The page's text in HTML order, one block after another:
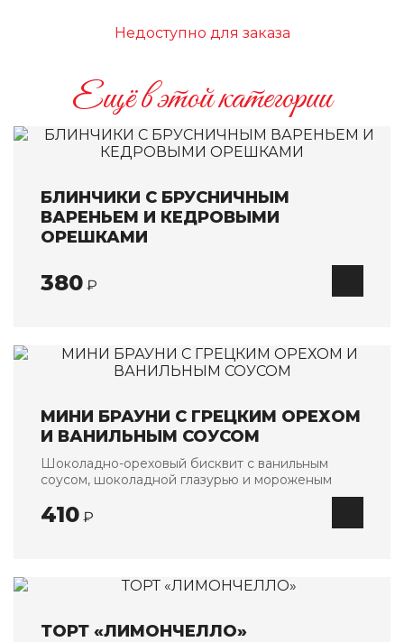
Восточная кухня
Закуски
Первые блюда
Горячие блюда
Блюда на огне
Выпечка
Европейская кухня
Первые блюда
Гарниры
Банкетные блюда
Детское меню
Напитки
О НАС
АКЦИИ
КОНТАКТЫ
Недоступно для заказа
Ещё в этой категории
БЛИНЧИКИ С БРУСНИЧНЫМ
ВАРЕНЬЕМ И КЕДРОВЫМИ
ОРЕШКАМИ
380 ₽
МИНИ БРАУНИ С ГРЕЦКИМ ОРЕХОМ
И ВАНИЛЬНЫМ СОУСОМ
Шоколадно-ореховый бисквит с ванильным
соусом, шоколадной глазурью и мороженым
410 ₽
ТОРТ «ЛИМОНЧЕЛЛО»